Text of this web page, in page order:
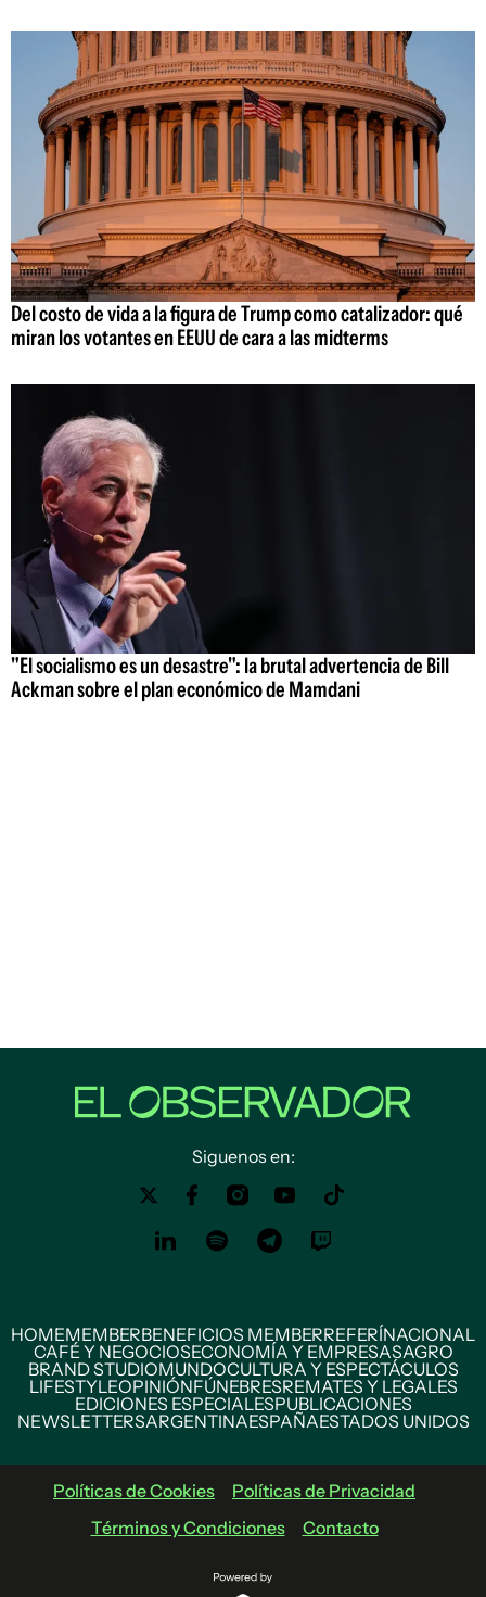
Del costo de vida a la figura de Trump como catalizador: qué
miran los votantes en EEUU de cara a las midterms
"El socialismo es un desastre": la brutal advertencia de Bill
Ackman sobre el plan económico de Mamdani
Siguenos en:
HOMEMEMBERBENEFICIOS MEMBERREFERÍNACIONAL
CAFÉ Y NEGOCIOSECONOMÍA Y EMPRESASAGRO
BRAND STUDIOMUNDOCULTURA Y ESPECTÁCULOS
LIFESTYLEOPINIÓNFÚNEBRESREMATES Y LEGALES
EDICIONES ESPECIALESPUBLICACIONES
NEWSLETTERSARGENTINAESPAÑAESTADOS UNIDOS
Políticas de Cookies
Políticas de Privacidad
Términos y Condiciones
Contacto